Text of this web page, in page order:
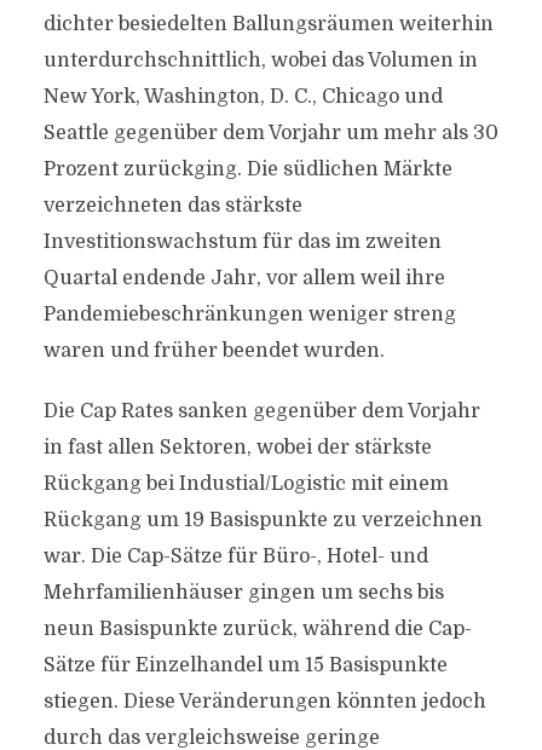
dichter besiedelten Ballungsräumen weiterhin
unterdurchschnittlich, wobei das Volumen in
New York, Washington, D. C., Chicago und
Seattle gegenüber dem Vorjahr um mehr als 30
Prozent zurückging. Die südlichen Märkte
verzeichneten das stärkste
Investitionswachstum für das im zweiten
Quartal endende Jahr, vor allem weil ihre
Pandemiebeschränkungen weniger streng
waren und früher beendet wurden.
Die Cap Rates sanken gegenüber dem Vorjahr
in fast allen Sektoren, wobei der stärkste
Rückgang bei Industial/Logistic mit einem
Rückgang um 19 Basispunkte zu verzeichnen
war. Die Cap-Sätze für Büro-, Hotel- und
Mehrfamilienhäuser gingen um sechs bis
neun Basispunkte zurück, während die Cap-
Sätze für Einzelhandel um 15 Basispunkte
stiegen. Diese Veränderungen könnten jedoch
durch das vergleichsweise geringe